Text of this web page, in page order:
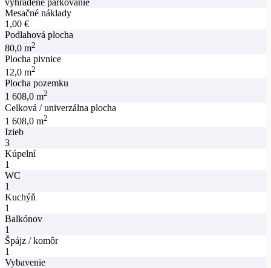
Mesačné náklady
1,00 €
Podlahová plocha
80,0 m2
Plocha pivnice
12,0 m2
Plocha pozemku
1 608,0 m2
Celková / univerzálna plocha
1 608,0 m2
Izieb
3
Kúpelní
1
WC
1
Kuchýň
1
Balkónov
1
Špájz / komôr
1
Vybavenie